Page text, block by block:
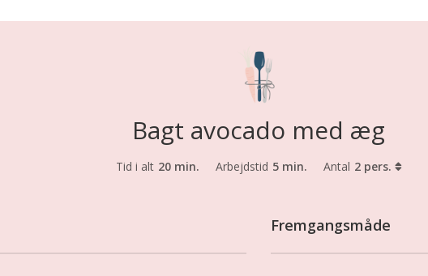
Bagt avocado med æg
Tid i alt 20 min. Arbejdstid 5 min. Antal 2 pers.
Fremgangsmåde